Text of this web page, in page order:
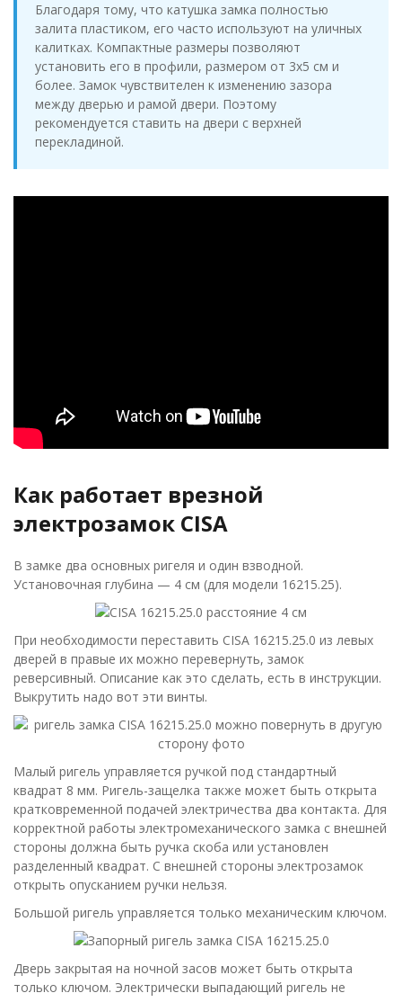
Благодаря тому, что катушка замка полностью
залита пластиком, его часто используют на уличных
калитках. Компактные размеры позволяют
установить его в профили, размером от 3х5 см и
более. Замок чувствителен к изменению зазора
между дверью и рамой двери. Поэтому
рекомендуется ставить на двери с верхней
перекладиной.
Как работает врезной
электрозамок CISA
В замке два основных ригеля и один взводной.
Установочная глубина — 4 см (для модели 16215.25).
При необходимости переставить CISA 16215.25.0 из левых
дверей в правые их можно перевернуть, замок
реверсивный. Описание как это сделать, есть в инструкции.
Выкрутить надо вот эти винты.
Малый ригель управляется ручкой под стандартный
квадрат 8 мм. Ригель-защелка также может быть открыта
кратковременной подачей электричества два контакта. Для
корректной работы электромеханического замка с внешней
стороны должна быть ручка скоба или установлен
разделенный квадрат. С внешней стороны электрозамок
открыть опусканием ручки нельзя.
Большой ригель управляется только механическим ключом.
Дверь закрытая на ночной засов может быть открыта
только ключом. Электрически выпадающий ригель не